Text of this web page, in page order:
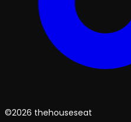
©2026 thehouseseat